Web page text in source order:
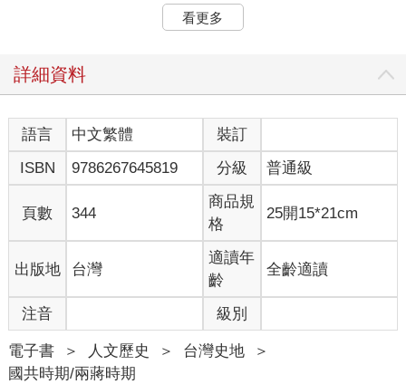
上臺灣人的肉體與精神之雙重苦痛。
林逸平站在甲板看顧身旁一名鹿兒島出身的岩田二等兵。岩田二
說出「天皇陛下要落海囉，萬歲，萬歲⋯⋯」之類大逆不道的瘋
誰能同情他呢？⋯⋯我很希望像他那樣瘋起來，盡情痛快地像他
那樣叫嚷語無倫次的語言，讓大家知道抑鬱的心境多好。
所有人都被迫一致高喊「天皇萬歲」的口號之時，唯有發瘋的人
才說真話吧。林逸平是臺灣人，成為皇軍還有「自願」的程序；
但日本人並無選擇，適齡男子體檢合格就須從軍、就須上戰場。
林逸平在甲板曬太陽發呆，思考人生的各種問題。剛剛下過一場
雷陣雨，甲板非常溼滑，林逸平看著岩田二等兵，避免他摔到海
裡。烏雲速速散去，太陽溫暖初現，突然甲板響起「啪噠啪噠」
的聲音，林逸平原以為雷雨又來了，但迅即聽到艦橋上有人高喊
「敵機來襲啦！敵機⋯⋯」話還沒說完，就被轟鳴的巨響聲打
斷。林逸平一擡頭，好幾架戰機從空中呼嘯而過，伴隨如雷雨般
看更多
詳細資料
語言 中文繁體
裝訂
ISBN
9786267645819 分級 普通級
頁數 344
商品規
格
25開15*21cm
出版地 台灣
適讀年
齡
全齡適讀
注音 級別
電子書 ＞ 人文歷史 ＞ 台灣史地
＞
國共時期/兩蔣時期